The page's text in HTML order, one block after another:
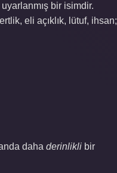
bir isimdir.
eli açıklık, lütuf, ihsan;
daha derinlikli bir